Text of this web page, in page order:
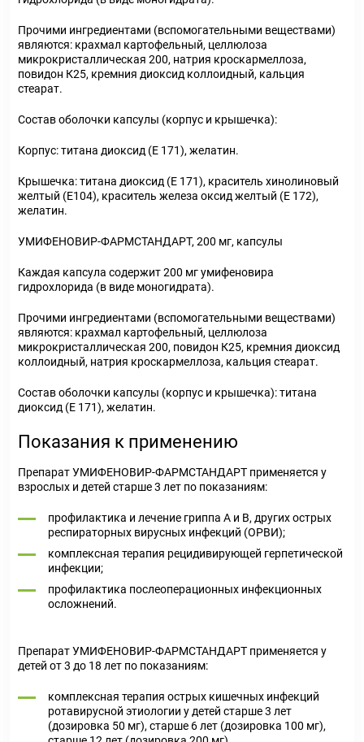
Прочими ингредиентами (вспомогательными веществами)
являются: крахмал картофельный, целлюлоза
микрокристаллическая 200, натрия кроскармеллоза,
повидон К25, кремния диоксид коллоидный, кальция
стеарат.
Состав оболочки капсулы (корпус и крышечка):
Корпус: титана диоксид (Е 171), желатин.
Крышечка: титана диоксид (Е 171), краситель хинолиновый
желтый (Е104), краситель железа оксид желтый (Е 172),
желатин.
УМИФЕНОВИР-ФАРМСТАНДАРТ, 200 мг, капсулы
Каждая капсула содержит 200 мг умифеновира
гидрохлорида (в виде моногидрата).
Прочими ингредиентами (вспомогательными веществами)
являются: крахмал картофельный, целлюлоза
микрокристаллическая 200, повидон К25, кремния диоксид
коллоидный, натрия кроскармеллоза, кальция стеарат.
Состав оболочки капсулы (корпус и крышечка): титана
диоксид (Е 171), желатин.
Показания к применению
Препарат УМИФЕНОВИР-ФАРМСТАНДАРТ применяется у
взрослых и детей старше 3 лет по показаниям:
профилактика и лечение гриппа А и В, других острых
респираторных вирусных инфекций (ОРВИ);
комплексная терапия рецидивирующей герпетической
инфекции;
профилактика послеоперационных инфекционных
осложнений.
Препарат УМИФЕНОВИР-ФАРМСТАНДАРТ применяется у
детей от 3 до 18 лет по показаниям:
комплексная терапия острых кишечных инфекций
ротавирусной этиологии у детей старше 3 лет
(дозировка 50 мг), старше 6 лет (дозировка 100 мг),
Препараты
для слуха
и зрения
Препараты
при
простудных
заболеваниях
Противоаллергические
препараты
Противовоспалительные
препараты
Противогрибковые
препараты
Противоопухолевые
препараты
препараты
препараты
сосудистые
Система
обмена
Средства
от
алкоголизма
Стоматологические
препараты
суставов и
костей
щитовидной
железы
Коррекция
веса
Пивные
дрожжи
комплексы
простуде
Пробиотики
Сахарный
диабет
ТонизирующиеФиточай/
полостью
рта
руками и
ногтями
Уход за
телом
Шприцы и